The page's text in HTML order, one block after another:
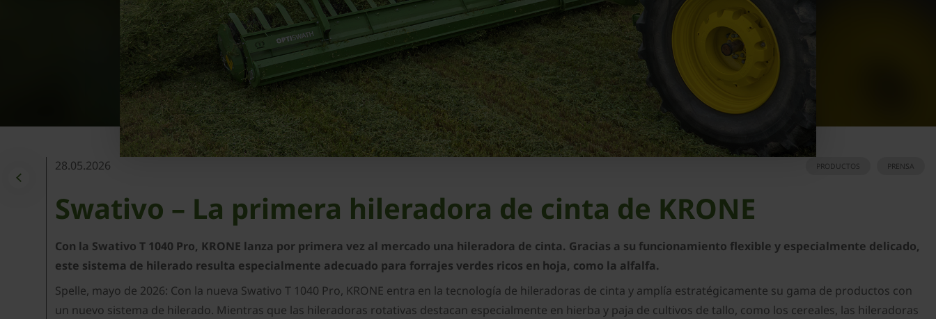
28.05.2026 PRENSA
PRODUCTOS
Swativo – La primera hileradora de cinta de KRONE
Con la Swativo T 1040 Pro, KRONE lanza por primera vez al mercado una hileradora de cinta. Gracias a su funcionamiento flexible y especialmente delicado,
este sistema de hilerado resulta especialmente adecuado para forrajes verdes ricos en hoja, como la alfalfa.
Spelle, mayo de 2026: Con la nueva Swativo T 1040 Pro, KRONE entra en la tecnología de hileradoras de cinta y amplía estratégicamente su gama de productos con
un nuevo sistema de hilerado. Mientras que las hileradoras rotativas destacan especialmente en hierba y paja de cultivos de tallo, como los cereales, las hileradoras